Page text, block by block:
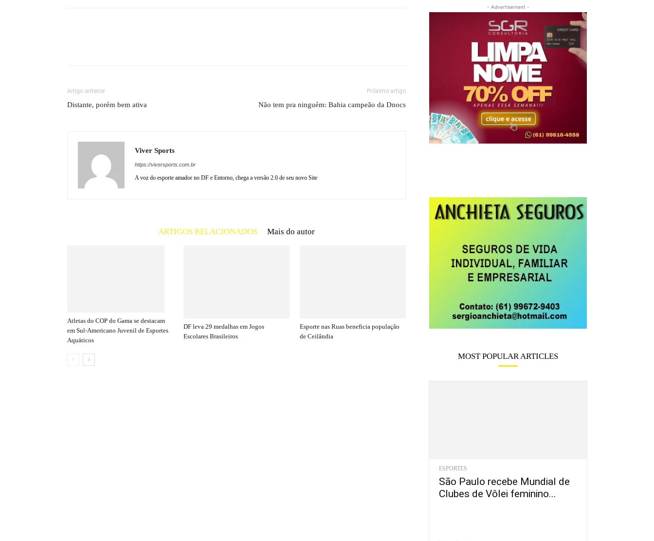
Artigo anterior
Distante, porém bem ativa
Próximo artigo
Não tem pra ninguém: Bahia campeão da Dnocs
Viver Sports
https://viversports.com.br
A voz do esporte amador no DF e Entorno, chega a versão 2.0 de seu novo Site
ARTIGOS RELACIONADOS Mais do autor
Atletas do COP do Gama se destacam
em Sul-Americano Juvenil de Esportes
Aquáticos
DF leva 29 medalhas em Jogos
Escolares Brasileiros
Esporte nas Ruas beneficia população
de Ceilândia
- Advertisement -
MOST POPULAR ARTICLES
ESPORTES
São Paulo recebe Mundial de
Clubes de Vôlei feminino...